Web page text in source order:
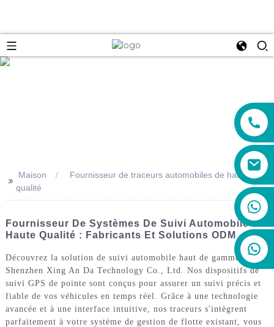
+86 19888492894
>> Maison
Fournisseur de traceurs automobiles de haute
qualité
Fournisseur De Systèmes De Suivi Automobile De
Haute Qualité : Fabricants Et Solutions ODM
Découvrez la solution de suivi automobile haut de gamme de
Shenzhen Xing An Da Technology Co., Ltd. Nos dispositifs de
suivi GPS de pointe sont conçus pour assurer un suivi précis et
fiable de vos véhicules en temps réel. Grâce à une technologie
avancée et à une interface intuitive, nos traceurs s'intègrent
parfaitement à votre système de gestion de flotte existant, vous